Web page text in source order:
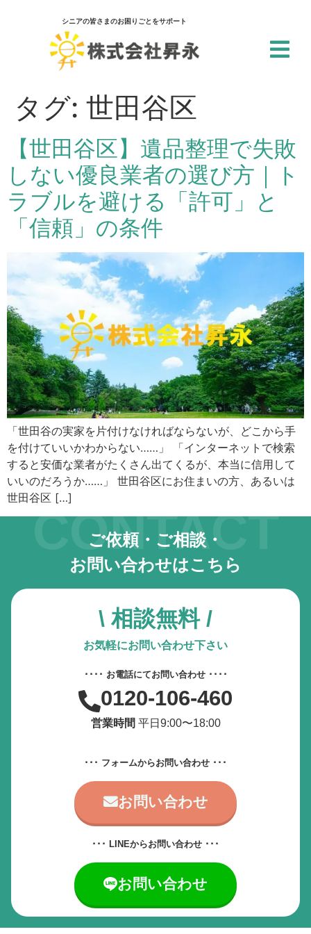
シニアの皆さまのお困りごとをサポート
タグ: 世田谷区
【世田谷区】遺品整理で失敗
しない優良業者の選び方｜ト
ラブルを避ける「許可」と
「信頼」の条件
「世田谷の実家を片付けなければならないが、どこから手
を付けていいかわからない……」 「インターネットで検索
すると安価な業者がたくさん出てくるが、本当に信用して
いいのだろうか……」 世田谷区にお住まいの方、あるいは
世田谷区 […]
CONTACT
ご依頼・ご相談・
お問い合わせはこちら
\ 相談無料 /
お気軽にお問い合わせ下さい
････ お電話にてお問い合わせ ････
0120-106-460
営業時間 平日9:00〜18:00
･･･ フォームからお問い合わせ ･･･
お問い合わせ
･･･ LINEからお問い合わせ ･･･
お問い合わせ
アクセシビリティ設定 閉じる
一括設定
個別設定
スクリーンリーダー
サイト内の文章を音声で読み上げ
テキストリーダー
仮想キーボード
フォーム入力でキーボードを表示
キーボード操作ハイライト
キーボードで操作中の要素を強調表示
音声でサイトを操作（Google Chrome推奨）
色の彩度
低彩度・高彩度・白黒
文字の拡大
文字サイズを4段階で調整
リンク下線
リンクに下線を付与
リンクハイライト
アニメーションを停止
動画やアニメーションを一時停止
すべての設定をリセット